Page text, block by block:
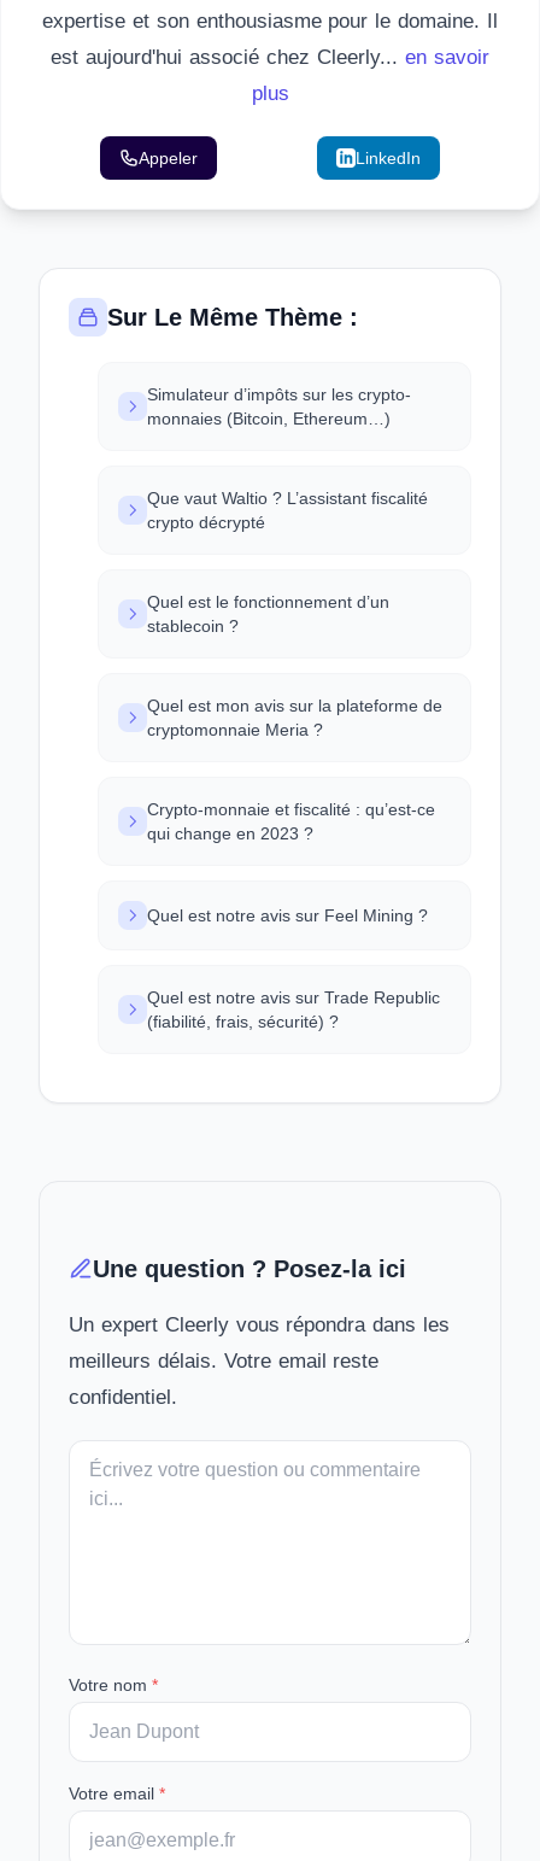
expertise et son enthousiasme pour le domaine. Il
est aujourd'hui associé chez Cleerly... en savoir
plus
Appeler LinkedIn
Sur Le Même Thème :
Simulateur d’impôts sur les crypto-
monnaies (Bitcoin, Ethereum…)
Que vaut Waltio ? L’assistant fiscalité
crypto décrypté
Quel est le fonctionnement d’un
stablecoin ?
Quel est mon avis sur la plateforme de
cryptomonnaie Meria ?
Crypto-monnaie et fiscalité : qu’est-ce
qui change en 2023 ?
Quel est notre avis sur Feel Mining ?
Quel est notre avis sur Trade Republic
(fiabilité, frais, sécurité) ?
Une question ? Posez-la ici
Un expert Cleerly vous répondra dans les
meilleurs délais. Votre email reste
confidentiel.
Votre
message
Votre nom *
Votre email *